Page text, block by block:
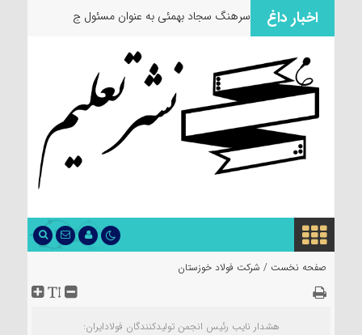
اخبار داغ سرهنگ سجاد بهمئی به عنوان مسئول جدید معاو
صفحه نخست / شرکت فولاد خوزستان
هشدار نایب رئیس انجمن تولیدکنندگان فولادایران: